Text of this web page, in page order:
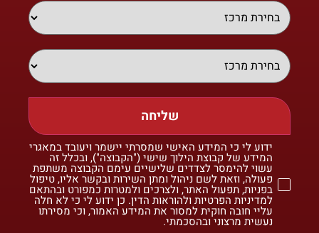
שליחה
ידוע לי כי המידע האישי שמסרתי יישמר ויעובד במאגרי
המידע של קבוצת הילוך שישי ("הקבוצה"), ובכלל זה
עשוי להימסר לצדדים שלישיים עימם הקבוצה משתפת
פעולה, וזאת לשם ניהול ומתן השירות ובקשר אליו, טיפול
בפניות, תפעול האתר, ולצרכים ולמטרות כמפורט ובהתאם
למדיניות הפרטיות ולהוראות הדין. כן ידוע לי כי לא חלה
עליי חובה חוקית למסור את המידע האמור, וכי מסירתו
נעשית מרצוני ובהסכמתי.